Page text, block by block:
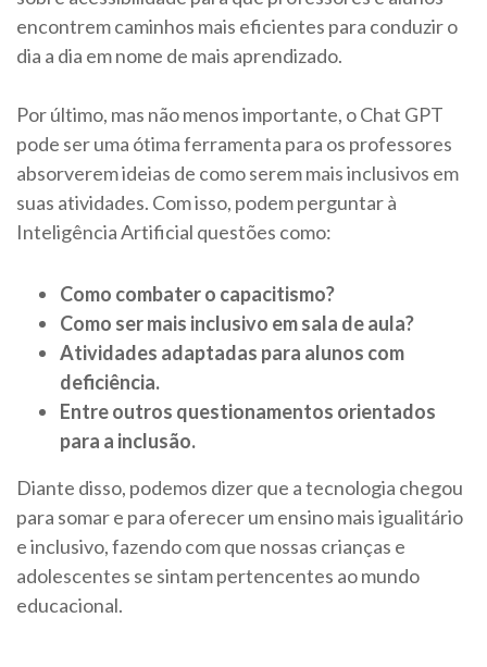
encontrem caminhos mais eficientes para conduzir o
dia a dia em nome de mais aprendizado.
Por último, mas não menos importante, o Chat GPT
pode ser uma ótima ferramenta para os professores
absorverem ideias de como serem mais inclusivos em
suas atividades. Com isso, podem perguntar à
Inteligência Artificial questões como:
Como combater o capacitismo?
Como ser mais inclusivo em sala de aula?
Atividades adaptadas para alunos com
deficiência.
Entre outros questionamentos orientados
para a inclusão.
Diante disso, podemos dizer que a tecnologia chegou
para somar e para oferecer um ensino mais igualitário
e inclusivo, fazendo com que nossas crianças e
adolescentes se sintam pertencentes ao mundo
educacional.